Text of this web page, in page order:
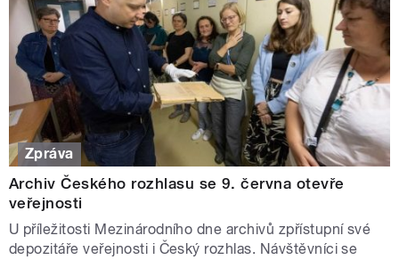
Zpráva
Archiv Českého rozhlasu se 9. června otevře
veřejnosti
U příležitosti Mezinárodního dne archivů zpřístupní své
depozitáře veřejnosti i Český rozhlas. Návštěvníci se